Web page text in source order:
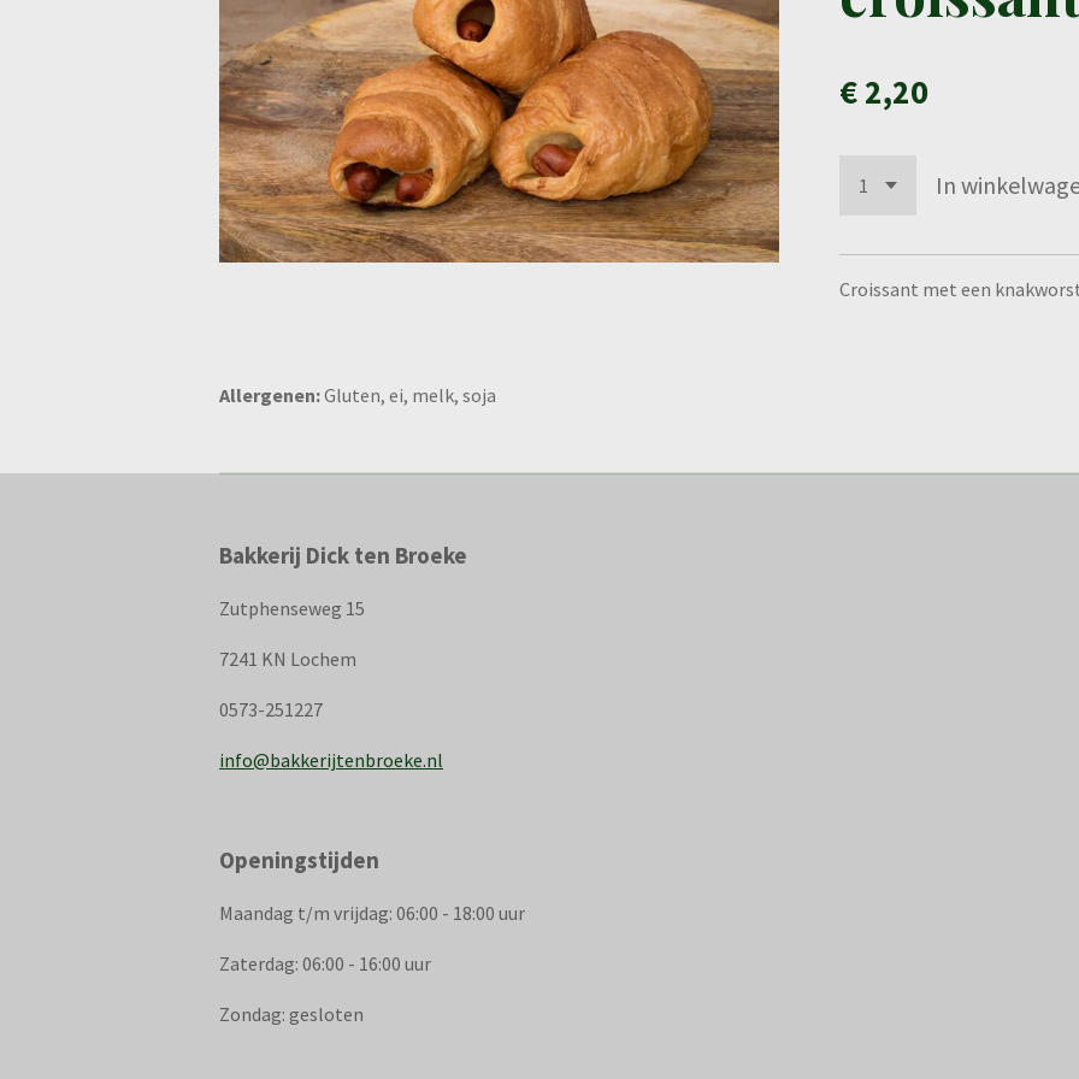
€ 2,20
In
Croissant met een
Allergenen:Gluten, ei, melk, soja
Bakkerij Dick ten Broeke
Zutphenseweg 15
7241 KN Lochem
0573-251227
info@bakkerijtenbroeke.nl
Openingstijden
Maandag t/m vrijdag: 06:00 - 18:00 uur
Zaterdag: 06:00 - 16:00 uur
Zondag: gesloten